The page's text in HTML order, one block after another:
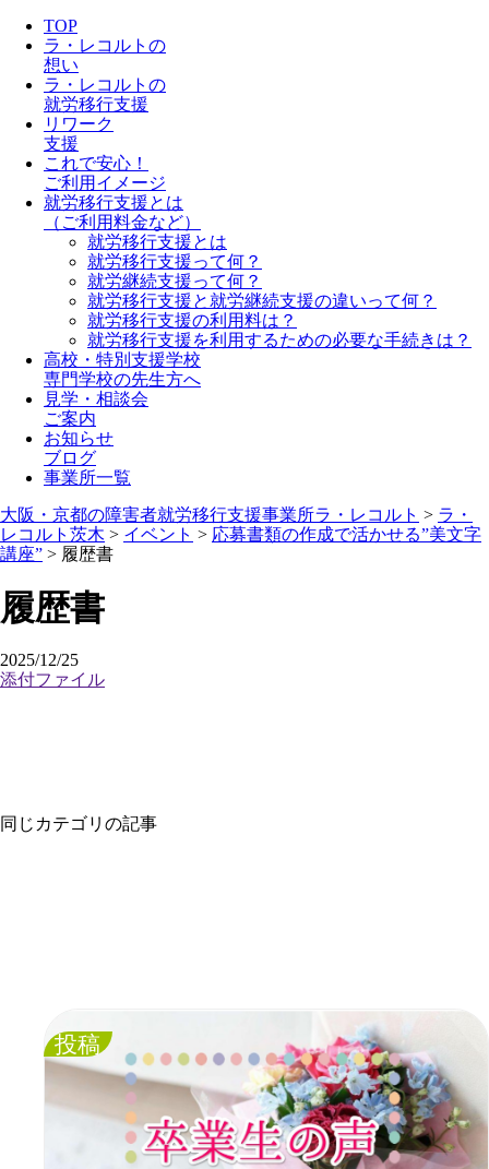
TOP
ラ・レコルトの
想い
ラ・レコルトの
就労移行支援
リワーク
支援
これで安心！
ご利用イメージ
就労移行支援とは
（ご利用料金など）
就労移行支援とは
就労移行支援って何？
就労継続支援って何？
就労移行支援と就労継続支援の違いって何？
就労移行支援の利用料は？
就労移行支援を利用するための必要な手続きは？
高校・特別支援学校
専門学校の先生方へ
見学・相談会
ご案内
お知らせ
ブログ
事業所一覧
大阪・京都の障害者就労移行支援事業所ラ・レコルト > ラ・
レコルト茨木 > イベント > 応募書類の作成で活かせる”美文字
講座” > 履歴書
履歴書
2025/12/25
添付ファイル
同じカテゴリの記事
投稿